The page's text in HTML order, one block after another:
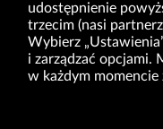
O NAS
DLA INWESTORÓW
udostępnienie
trzecim (nasi
Wybierz
i zarządzać opcjami.
w każdym momencie